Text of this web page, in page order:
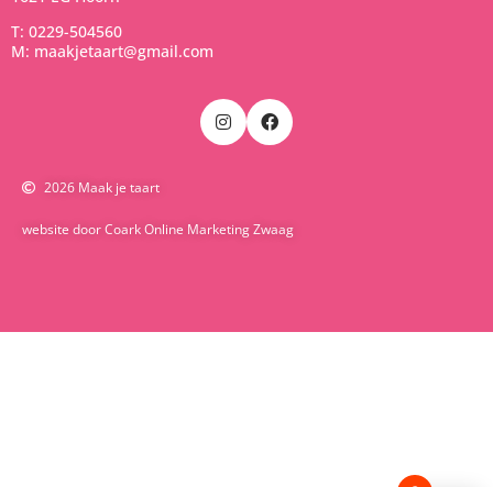
T: 0229-504560
M: maakjetaart@gmail.com
2026 Maak je taart
website door Coark Online Marketing Zwaag